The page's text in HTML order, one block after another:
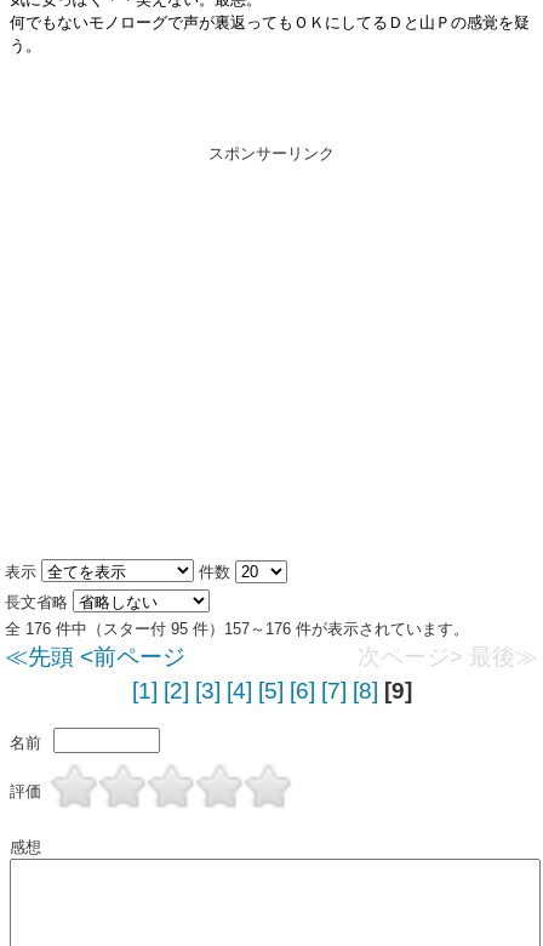
何でもないモノローグで声が裏返ってもＯＫにしてるＤと山Ｐの感覚を疑
う。
スポンサーリンク
表示
件数
長文省略
全 176 件中（スター付 95 件）157～176 件が表示されています。
≪先頭 <前ページ 次ページ> 最後≫
[1] [2] [3] [4] [5] [6] [7] [8] [9]
名前
評価
感想